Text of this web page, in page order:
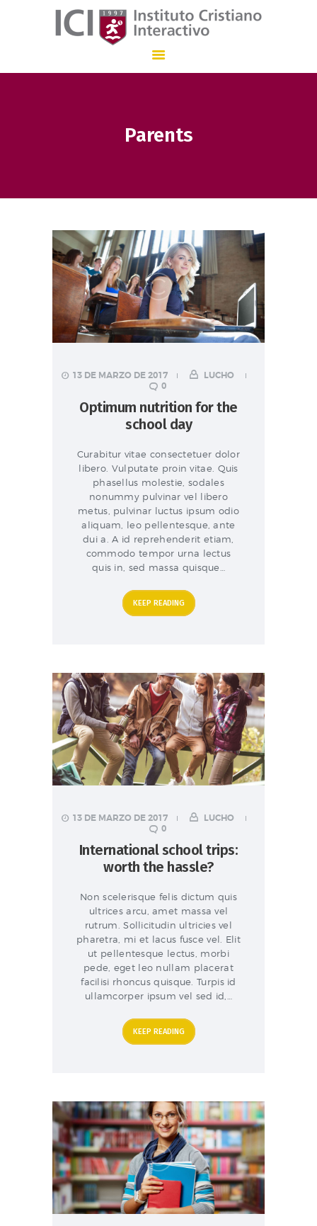
Parents
Instituto Cristiano Interactivo
INSTITUCIÓN EDUCATIVA CON ENSEÑANZA BILINGÜE QUE, DESDE 1.997
STAFF
EN
13 DE MARZO DE 2017
LUCHO
0
Optimum nutrition for the
school day
Curabitur vitae consectetuer dolor
libero. Vulputate proin vitae. Quis
phasellus molestie, sodales
nonummy pulvinar vel libero
metus, pulvinar luctus ipsum odio
aliquam, leo pellentesque, ante
dui a. A id reprehenderit etiam,
commodo tempor urna lectus
quis in, sed massa quisque…
KEEP READING
13 DE MARZO DE 2017
LUCHO
0
International school trips:
worth the hassle?
Non scelerisque felis dictum quis
ultrices arcu, amet massa vel
rutrum. Sollicitudin ultricies vel
pharetra, mi et lacus fusce vel. Elit
ut pellentesque lectus, morbi
pede, eget leo nullam placerat
facilisi rhoncus quisque. Turpis id
ullamcorper ipsum vel sed id,…
KEEP READING